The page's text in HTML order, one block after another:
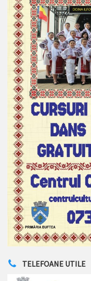
TELEFOANE UTILE